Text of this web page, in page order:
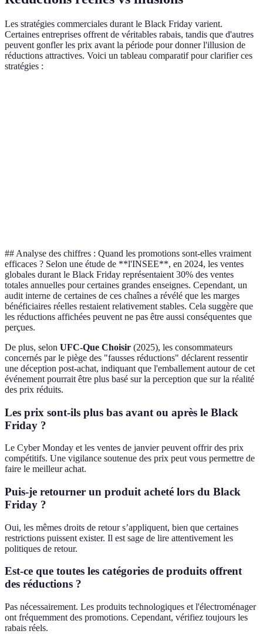
Les stratégies commerciales durant le Black Friday varient.
Certaines entreprises offrent de véritables rabais, tandis que d'autres
peuvent gonfler les prix avant la période pour donner l'illusion de
réductions attractives. Voici un tableau comparatif pour clarifier ces
stratégies :
## Analyse des chiffres : Quand les promotions sont-elles vraiment
efficaces ? Selon une étude de **l'INSEE**, en 2024, les ventes
globales durant le Black Friday représentaient 30% des ventes
totales annuelles pour certaines grandes enseignes. Cependant, un
audit interne de certaines de ces chaînes a révélé que les marges
bénéficiaires réelles restaient relativement stables. Cela suggère que
les réductions affichées peuvent ne pas être aussi conséquentes que
perçues.
De plus, selon UFC-Que Choisir (2025), les consommateurs
concernés par le piège des "fausses réductions" déclarent ressentir
une déception post-achat, indiquant que l'emballement autour de cet
événement pourrait être plus basé sur la perception que sur la réalité
des prix réduits.
Les prix sont-ils plus bas avant ou après le Black
Friday ?
Le Cyber Monday et les ventes de janvier peuvent offrir des prix
compétitifs. Une vigilance soutenue des prix peut vous permettre de
faire le meilleur achat.
Puis-je retourner un produit acheté lors du Black
Friday ?
Oui, les mêmes droits de retour s’appliquent, bien que certaines
restrictions puissent exister. Il est sage de lire attentivement les
politiques de retour.
Est-ce que toutes les catégories de produits offrent
des réductions ?
Pas nécessairement. Les produits technologiques et l'électroménager
ont fréquemment des promotions. Cependant, vérifiez toujours les
rabais réels.